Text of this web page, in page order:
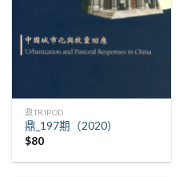
鼎TRIPOD
鼎_197期（2020）
$80